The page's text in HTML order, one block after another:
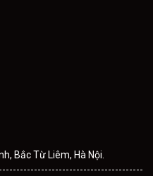
Bắc Từ Liêm, Hà Nội.